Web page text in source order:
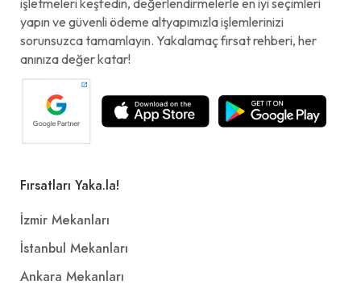
yapın ve güvenli ödeme altyapımızla işlemlerinizi
sorunsuzca tamamlayın. Yakalamaç fırsat rehberi, her
anınıza değer katar!
Fırsatları Yaka.la!
İzmir Mekanları
İstanbul Mekanları
Ankara Mekanları